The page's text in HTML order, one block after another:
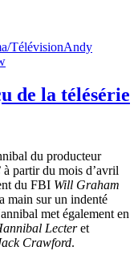
TélévisionÉtiquettes
Andy
de la télésérie
du producteur
à partir du mois d’avril
du FBI Will Graham
main sur un indenté
met également en
Lecteret
Crawford.